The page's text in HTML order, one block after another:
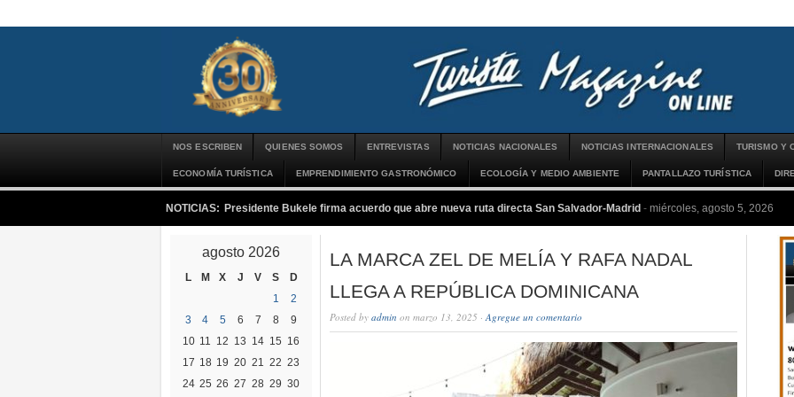
NOS ESCRIBEN QUIENES SOMOS ENTREVISTAS NOTICIAS NACIONALES NOTICIAS INTERNACIONALES TURISMO Y
ECONOMÍA TURÍSTICA EMPRENDIMIENTO GASTRONÓMICO ECOLOGÍA Y MEDIO AMBIENTE PANTALLAZO TURÍSTICA
NOTICIAS: Presidente Bukele firma acuerdo que abre nueva ruta directa San Salvador-Madrid - miércoles, agosto 5, 2026
agosto 2026
L M X J V S
D
1
2
3
4 5 6 7 8
9
10 11 12 13 14 15 16
17 18 19 20 21 22 23
24 25 26 27 28 29 30
LA MARCA ZEL DE MELÍA Y RAFA NADAL
LLEGA A REPÚBLICA DOMINICANA
Posted by admin on marzo 13, 2025 ·Agregue un comentario